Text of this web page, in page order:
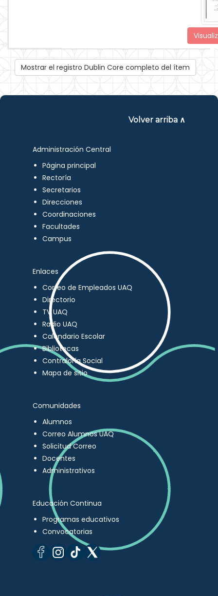
Mostrar el registro Dublin Core completo del ítem
Volver arriba ∧
Administración Central
Página principal
Rectoría
Secretarios
Direcciones
Coordinaciones
Facultades
Campus
Enlaces
Correo de Empleados UAQ
Directorio
TV UAQ
Radio UAQ
Calendario Escolar
Bibliotecas
Contraloría Social
Mapa de sitio
Comunidades
Alumnos
Correo Alumnos UAQ
Solicitud Correo
Docentes
Administrativos
Educación Continua
Programas educativos
Convocatorias